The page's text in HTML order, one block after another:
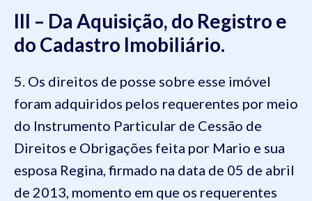
III – Da Aquisição, do Registro e
do Cadastro Imobiliário.
5. Os direitos de posse sobre esse imóvel
foram adquiridos pelos requerentes por meio
do Instrumento Particular de Cessão de
Direitos e Obrigações feita por Mario e sua
esposa Regina, firmado na data de 05 de abril
de 2013, momento em que os requerentes